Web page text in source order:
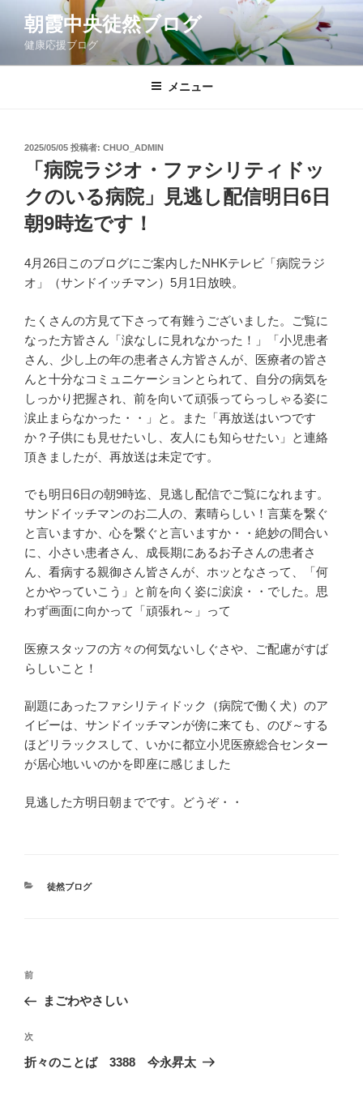
ン
朝霞中央徒然ブログ
健康応援ブログ
メニュー
投
2025/05/05 投稿者: CHUO_ADMIN
「病院ラジオ・ファシリティドッ
クのいる病院」見逃し配信明日6日
朝9時迄です！
4月26日このブログにご案内したNHKテレビ「病院ラジ
オ」（サンドイッチマン）5月1日放映。
たくさんの方見て下さって有難うございました。ご覧に
なった方皆さん「涙なしに見れなかった！」「小児患者
さん、少し上の年の患者さん方皆さんが、医療者の皆さ
んと十分なコミュニケーションとられて、自分の病気を
しっかり把握され、前を向いて頑張ってらっしゃる姿に
涙止まらなかった・・」と。また「再放送はいつです
か？子供にも見せたいし、友人にも知らせたい」と連絡
頂きましたが、再放送は未定です。
でも明日6日の朝9時迄、見逃し配信でご覧になれます。
サンドイッチマンのお二人の、素晴らしい！言葉を繋ぐ
と言いますか、心を繋ぐと言いますか・・絶妙の間合い
に、小さい患者さん、成長期にあるお子さんの患者さ
ん、看病する親御さん皆さんが、ホッとなさって、「何
とかやっていこう」と前を向く姿に涙涙・・でした。思
わず画面に向かって「頑張れ～」って
医療スタッフの方々の何気ないしぐさや、ご配慮がすば
らしいこと！
副題にあったファシリティドック（病院で働く犬）のア
イビーは、サンドイッチマンが傍に来ても、のび～する
ほどリラックスして、いかに都立小児医療総合センター
が居心地いいのかを即座に感じました
見逃した方明日朝までです。どうぞ・・
カ
徒然ブログ
投
ナ
ビ
ゲ
前
の
稿
前
まごわやさしい
次
の
次
折々のことば 3388 今永昇太